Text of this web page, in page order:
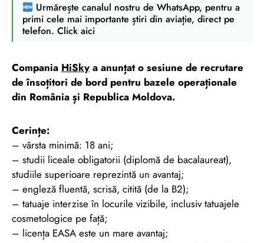
Urmărește canalul nostru de WhatsApp, pentru a
primi cele mai importante știri din aviație, direct pe
telefon. Click aici
Compania HiSky a anunțat o sesiune de recrutare
de însoțitori de bord pentru bazele operaționale
din România și Republica Moldova.
Cerințe:
– vârsta minimă: 18 ani;
– studii liceale obligatorii (diplomă de bacalaureat),
studiile superioare reprezintă un avantaj;
– engleză fluentă, scrisă, citită (de la B2);
– tatuaje interzise în locurile vizibile, inclusiv tatuajele
cosmetologice pe față;
– licența EASA este un mare avantaj;